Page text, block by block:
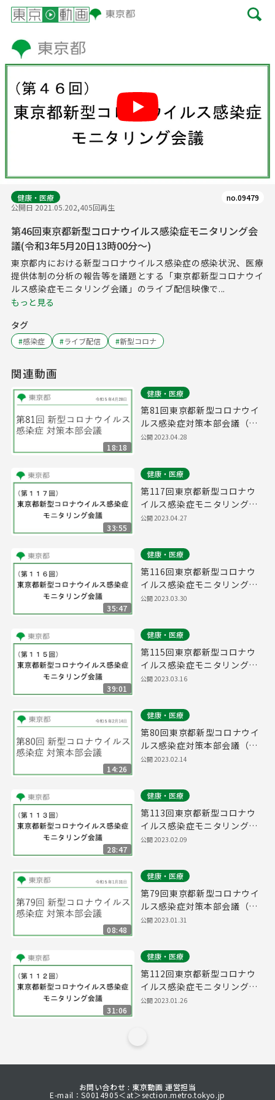
Play
健康・医療
公開日 2021.05.202,405回再生
no.09479
第46回東京都新型コロナウイルス感染症モニタリング会
議(令和3年5月20日13時00分～)
東京都内における新型コロナウイルス感染症の感染状況、医療
提供体制の分析の報告等を議題とする「東京都新型コロナウイ
ルス感染症モニタリング会議」のライブ配信映像で...
もっと見る
タグ
#感染症 #ライブ配信 #新型コロナ
関連動画
18:18
健康・医療
第81回東京都新型コロナウイ
ルス感染症対策本部会議（令
和5年4月28日 17時00分～）
公開2023.04.28
33:55
健康・医療
第117回東京都新型コロナウ
イルス感染症モニタリング会
議(令和5年4月28日11時00分
公開2023.04.27
35:47
健康・医療
第116回東京都新型コロナウ
イルス感染症モニタリング会
議(令和5年3月30日13時00分
公開2023.03.30
39:01
健康・医療
第115回東京都新型コロナウ
イルス感染症モニタリング会
議(令和5年3月16日14時45分
公開2023.03.16
14:26
健康・医療
第80回東京都新型コロナウイ
ルス感染症対策本部会議（令
和5年2月14日 16時45分～）
公開2023.02.14
28:47
健康・医療
第113回東京都新型コロナウ
イルス感染症モニタリング会
議(令和5年2月9日17時15分
公開2023.02.09
08:48
健康・医療
第79回東京都新型コロナウイ
ルス感染症対策本部会議（令
和5年1月31日 16時15分～）
公開2023.01.31
31:06
健康・医療
第112回東京都新型コロナウ
イルス感染症モニタリング会
議(令和5年1月26日16時15分
公開2023.01.26
お問い合わせ : 東京動画 運営担当
E-mail：S0014905＜at＞section.metro.tokyo.jp